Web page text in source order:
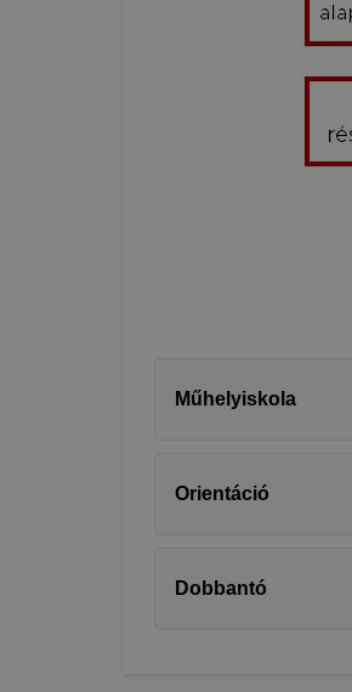
Műhelyiskola
Orientáció
Dobbantó